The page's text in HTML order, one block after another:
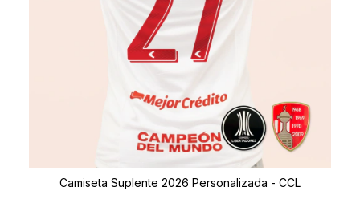
Camiseta Suplente 2026 Personalizada - CCL